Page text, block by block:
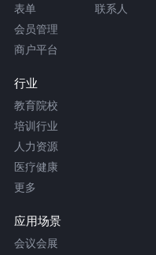
表单 联系人
会员管理
商户平台
行业
教育院校
培训行业
人力资源
医疗健康
更多
应用场景
会议会展